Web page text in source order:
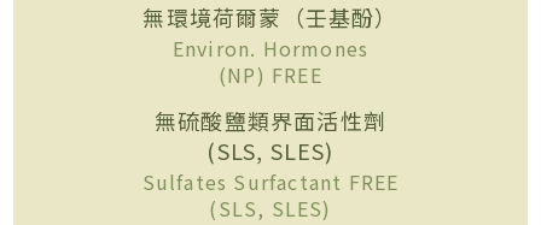
無環境荷爾蒙（壬基酚）
Environ. Hormones
(NP) FREE
無硫酸鹽類界面活性劑
(SLS, SLES)
Sulfates Surfactant FREE
(SLS, SLES)